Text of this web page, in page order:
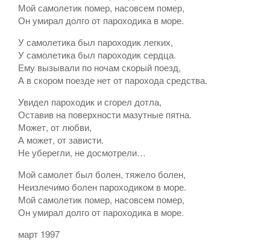
Мой самолетик помер, насовсем помер,
Он умирал долго от пароходика в море.
У самолетика был пароходик легких,
У самолетика был пароходик сердца.
Ему вызывали по ночам скорый поезд,
А в скором поезде нет от парохода средства.
Увидел пароходик и сгорел дотла,
Оставив на поверхности мазутные пятна.
Может, от любви,
А может, от зависти.
Не уберегли, не досмотрели…
Мой самолет был болен, тяжело болен,
Неизлечимо болен пароходиком в море.
Мой самолетик помер, насовсем помер,
Он умирал долго от пароходика в море.
март 1997